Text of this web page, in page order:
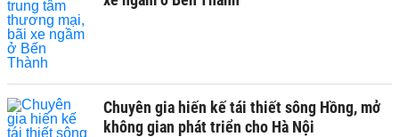
Chuyên gia hiến kế tái thiết sông Hồng, mở
không gian phát triển cho Hà Nội